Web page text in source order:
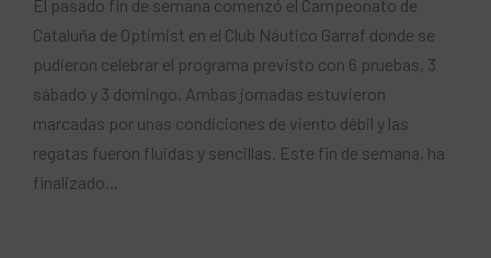
El pasado fin de semana comenzó el Campeonato de
Cataluña de Optimist en el Club Náutico Garraf donde se
pudieron celebrar el programa previsto con 6 pruebas, 3
sábado y 3 domingo. Ambas jornadas estuvieron
marcadas por unas condiciones de viento débil y las
regatas fueron fluidas y sencillas. Este fin de semana, ha
finalizado...